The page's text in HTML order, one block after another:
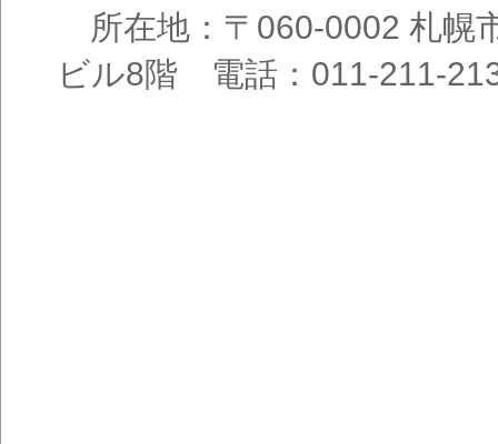
所在地：〒060-0002 札幌
ビル8階 電話：011-211-